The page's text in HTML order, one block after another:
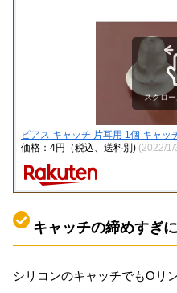
ピアス キャッチ 片耳用 1個 キャッ
価格：4円（税込、送料別) (2022/1/
スクロ
キャッチの締めすぎ
シリコンのキャッチでもOリ